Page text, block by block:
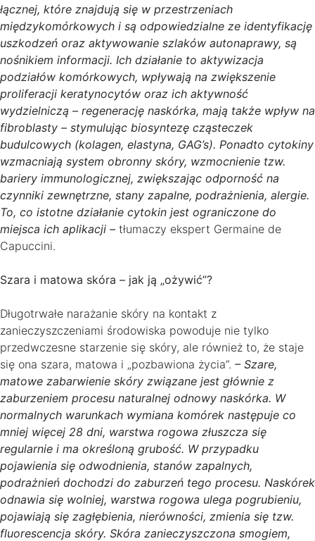
łącznej, które znajdują się w przestrzeniach
międzykomórkowych i są odpowiedzialne ze identyfikację
uszkodzeń oraz aktywowanie szlaków autonaprawy, są
nośnikiem informacji. Ich działanie to aktywizacja
podziałów komórkowych, wpływają na zwiększenie
proliferacji keratynocytów oraz ich aktywność
wydzielniczą – regenerację naskórka, mają także wpływ na
fibroblasty – stymulując biosyntezę cząsteczek
budulcowych (kolagen, elastyna, GAG’s). Ponadto cytokiny
wzmacniają system obronny skóry, wzmocnienie tzw.
bariery immunologicznej, zwiększając odporność na
czynniki zewnętrzne, stany zapalne, podrażnienia, alergie.
To, co istotne działanie cytokin jest ograniczone do
miejsca ich aplikacji – tłumaczy ekspert Germaine de
Capuccini.
Szara i matowa skóra – jak ją „ożywić”?
Długotrwałe narażanie skóry na kontakt z
zanieczyszczeniami środowiska powoduje nie tylko
przedwczesne starzenie się skóry, ale również to, że staje
się ona szara, matowa i „pozbawiona życia”. – Szare,
matowe zabarwienie skóry związane jest głównie z
zaburzeniem procesu naturalnej odnowy naskórka. W
normalnych warunkach wymiana komórek następuje co
mniej więcej 28 dni, warstwa rogowa złuszcza się
regularnie i ma określoną grubość. W przypadku
pojawienia się odwodnienia, stanów zapalnych,
podrażnień dochodzi do zaburzeń tego procesu. Naskórek
odnawia się wolniej, warstwa rogowa ulega pogrubieniu,
pojawiają się zagłębienia, nierówności, zmienia się tzw.
fluorescencja skóry. Skóra zanieczyszczona smogiem,